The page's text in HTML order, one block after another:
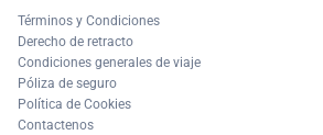
Términos y Condiciones
Derecho de retracto
Condiciones generales de viaje
Póliza de seguro
Política de Cookies
Contactenos